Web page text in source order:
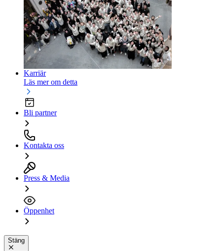
Karriär
Läs mer om detta
Bli partner
Kontakta oss
Press & Media
Öppenhet
Stäng